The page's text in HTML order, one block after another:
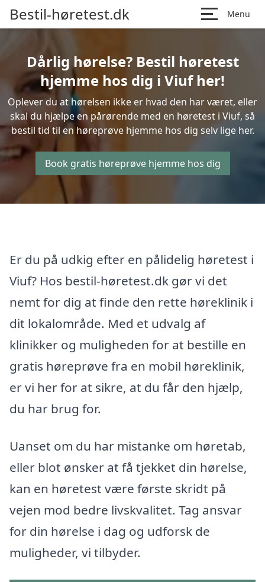
Bestil-høretest.dk Menu
Dårlig hørelse? Bestil høretest
hjemme hos dig i Viuf her!
Oplever du at hørelsen ikke er hvad den har været, eller
skal du hjælpe en pårørende med en høretest i Viuf, så
bestil tid til en høreprøve hjemme hos dig selv lige her.
Book gratis høreprøve hjemme hos dig
Er du på udkig efter en pålidelig høretest i
Viuf? Hos bestil-høretest.dk gør vi det
nemt for dig at finde den rette høreklinik i
dit lokalområde. Med et udvalg af
klinikker og muligheden for at bestille en
gratis høreprøve fra en mobil høreklinik,
er vi her for at sikre, at du får den hjælp,
du har brug for.
Uanset om du har mistanke om høretab,
eller blot ønsker at få tjekket din hørelse,
kan en høretest være første skridt på
vejen mod bedre livskvalitet. Tag ansvar
for din hørelse i dag og udforsk de
muligheder, vi tilbyder.